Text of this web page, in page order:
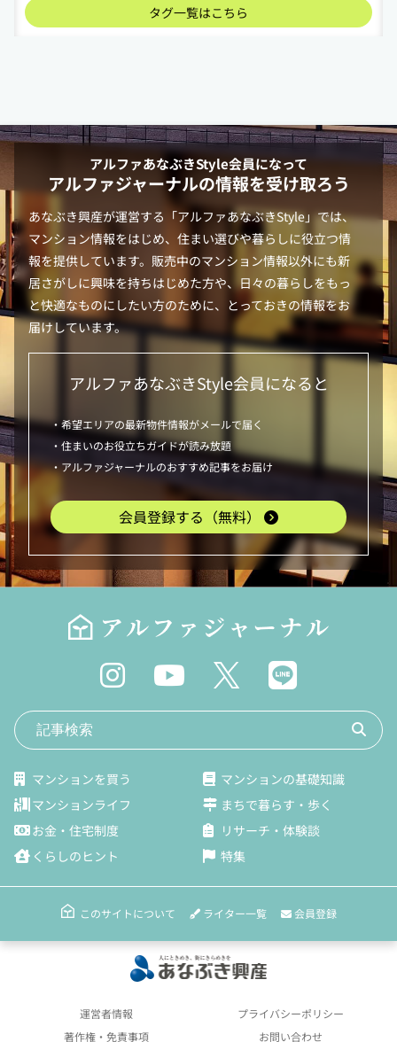
タグ一覧はこちら
アルファあなぶきStyle会員になって
アルファジャーナルの情報を受け取ろう
あなぶき興産が運営する「アルファあなぶきStyle」では、
マンション情報をはじめ、住まい選びや暮らしに役立つ情
報を提供しています。販売中のマンション情報以外にも新
居さがしに興味を持ちはじめた方や、日々の暮らしをもっ
と快適なものにしたい方のために、とっておきの情報をお
届けしています。
アルファあなぶきStyle会員になると
・希望エリアの最新物件情報がメールで届く
・住まいのお役立ちガイドが読み放題
・アルファジャーナルのおすすめ記事をお届け
会員登録する（無料）
マンションを買う
マンションの基礎知識
マンションライフ
まちで暮らす・歩く
お金・住宅制度
リサーチ・体験談
くらしのヒント
特集
このサイトについて ライター一覧 会員登録
運営者情報
プライバシーポリシー
著作権・免責事項
お問い合わせ